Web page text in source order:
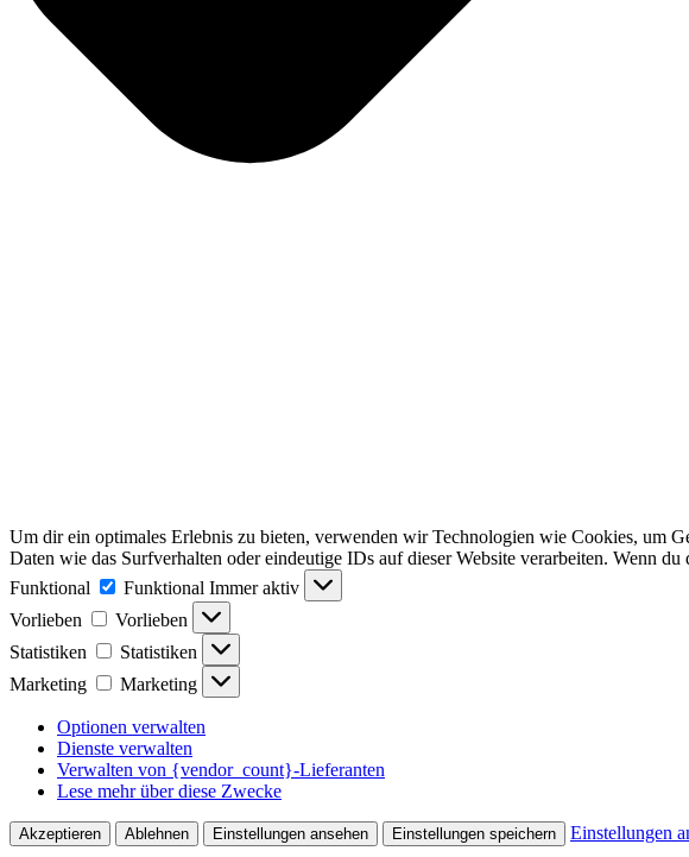
Um dir ein optimales Erlebnis zu bieten, verwenden wir Technologien wie Cookies, um
Daten wie das Surfverhalten oder eindeutige IDs auf dieser Website verarbeiten. Wenn
Funktional
Funktional Immer aktiv
Vorlieben
Vorlieben
Statistiken
Statistiken
Marketing
Marketing
Optionen verwalten
Dienste verwalten
Verwalten von {vendor_count}-Lieferanten
Lese mehr über diese Zwecke
Akzeptieren Ablehnen Einstellungen ansehen Einstellungen speichern Einstellungen